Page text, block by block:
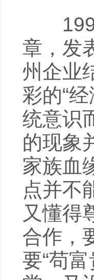
1995
章，发
州企业
彩的“
统意识
的现象
家族血
点并不
又懂得
合作，
要“苟